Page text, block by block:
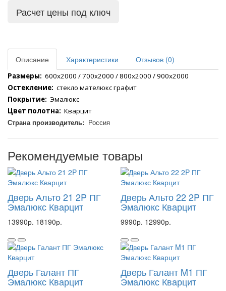
Расчет цены под ключ
Описание Характеристики Отзывов (0)
Размеры: 600x2000 / 700x2000 / 800x2000 / 900x2000
Остекление: стекло мателюкс графит
Покрытие: Эмалюкс
Цвет полотна: Кварцит
Страна производитель: Россия
Рекомендуемые товары
Дверь Альто 21 2P ПГ
Эмалюкс Кварцит
13990р. 18190р.
Дверь Альто 22 2P ПГ
Эмалюкс Кварцит
9990р. 12990р.
Дверь Галант ПГ
Эмалюкс Кварцит
Дверь Галант M1 ПГ
Эмалюкс Кварцит